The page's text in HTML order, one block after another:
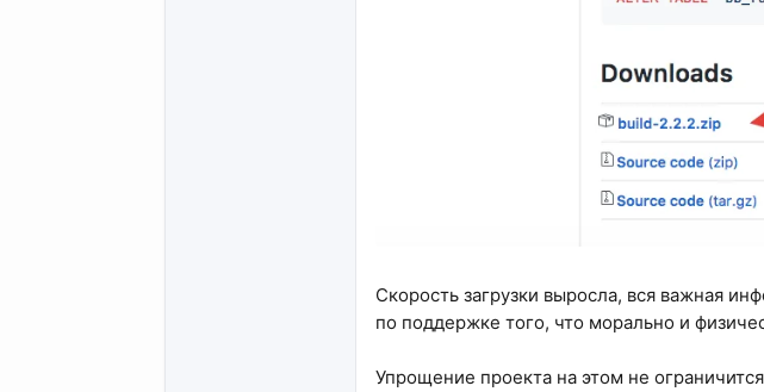
Скорость загрузки выросла, вся важная
по поддержке того, что морально и
Упрощение проекта на этом не